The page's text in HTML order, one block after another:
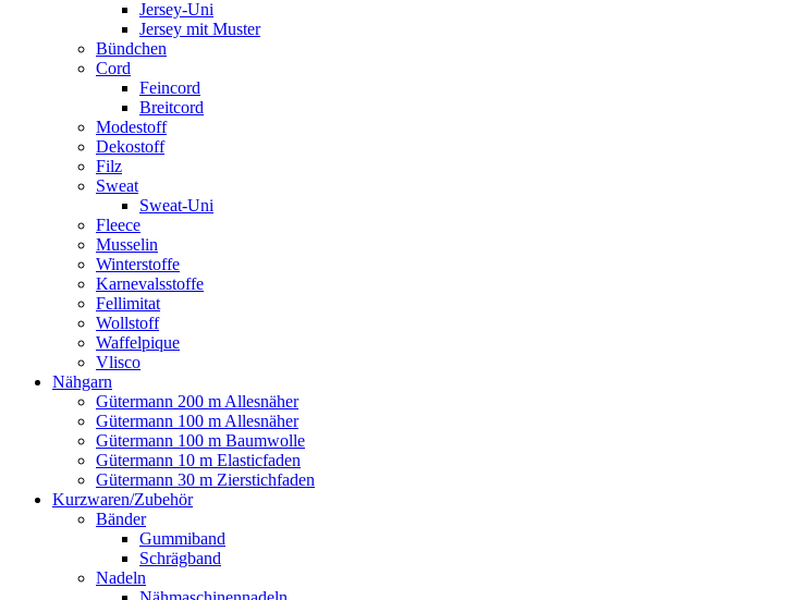
Jersey-Uni
Jersey mit Muster
Bündchen
Cord
Feincord
Breitcord
Modestoff
Dekostoff
Filz
Sweat
Sweat-Uni
Fleece
Musselin
Winterstoffe
Karnevalsstoffe
Fellimitat
Wollstoff
Waffelpique
Vlisco
Nähgarn
Gütermann 200 m Allesnäher
Gütermann 100 m Allesnäher
Gütermann 100 m Baumwolle
Gütermann 10 m Elasticfaden
Gütermann 30 m Zierstichfaden
Kurzwaren/Zubehör
Bänder
Gummiband
Schrägband
Nadeln